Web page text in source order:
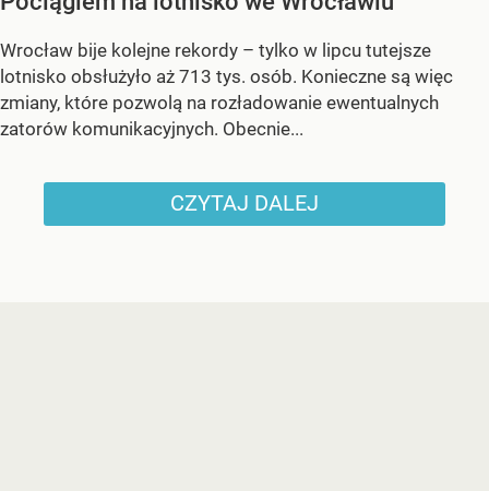
Wrocław bije kolejne rekordy – tylko w lipcu tutejsze
lotnisko obsłużyło aż 713 tys. osób. Konieczne są więc
zmiany, które pozwolą na rozładowanie ewentualnych
zatorów komunikacyjnych. Obecnie...
CZYTAJ DALEJ